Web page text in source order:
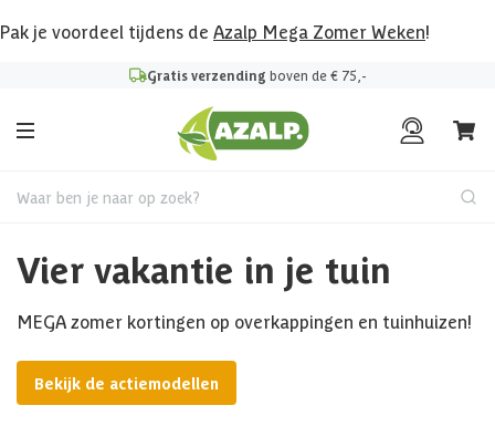
Pak je voordeel tijdens de Azalp Mega Zomer Weken!
Gratis verzending boven de € 75,-
Waar ben je naar op zoek?
Vier vakantie in je tuin
MEGA zomer kortingen op overkappingen en tuinhuizen!
Bekijk de actiemodellen